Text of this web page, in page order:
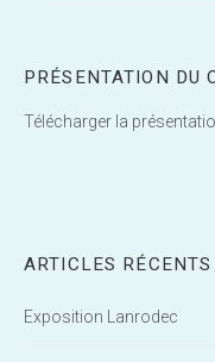
PRÉSENTATION DU
Télécharger la
ARTICLES RÉCENTS
Exposition Lanrodec